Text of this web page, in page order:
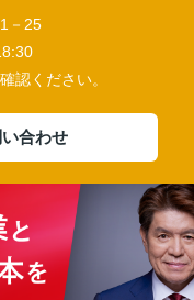
－25
認ください。
合わせ